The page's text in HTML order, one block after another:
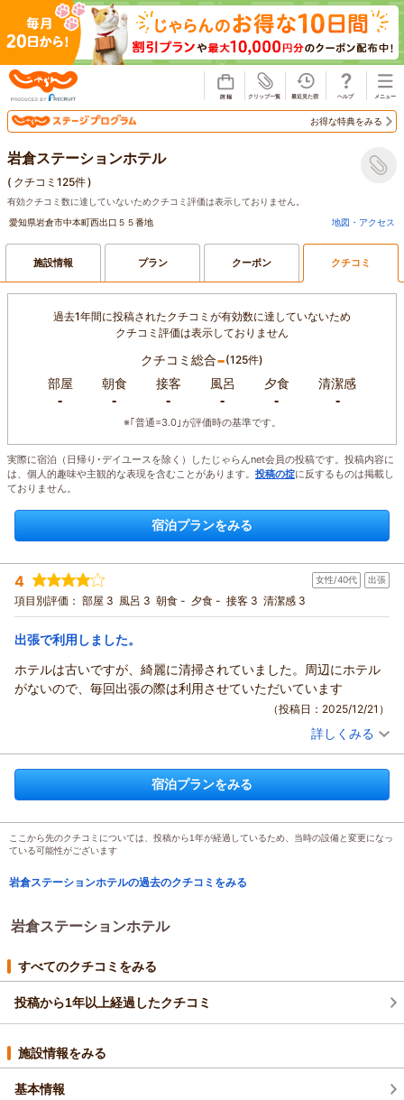
お得な特典をみる
岩倉ステーションホテル
( クチコミ125件)
有効クチコミ数に達していないためクチコミ評価は表示しておりません。
愛知県岩倉市中本町西出口５５番地
地図・アクセス
施設情報 プラン クーポン クチコミ
過去1年間に投稿されたクチコミが有効数に達していないため
クチコミ評価は表示しておりません
クチコミ総合-(125件)
部屋
-
朝食
-
接客
-
風呂
-
夕食
-
清潔感
-
※｢普通=3.0｣が評価時の基準です。
実際に宿泊（日帰り･デイユースを除く）したじゃらんnet会員の投稿です。投稿内容に
は、個人的趣味や主観的な表現を含むことがあります。 投稿の掟に反するものは掲載し
ておりません。
宿泊プランをみる
4 女性/40代 出張
項目別評価： 部屋 3 風呂 3 朝食 - 夕食 - 接客 3 清潔感 3
出張で利用しました。
ホテルは古いですが、綺麗に清掃されていました。周辺にホテル
がないので、毎回出張の際は利用させていただいています
（投稿日：2025/12/21）
投稿者： エミンダーさん(女性/40代)
宿泊プラン： 歩いてホテルまで来ていただける方専用プラン連泊：シングル
【禁煙】最終チェックイン20時45分
シングル
詳しくみる
宿泊プランをみる
ここから先のクチコミについては、投稿から1年が経過しているため、当時の設備と変更になっ
ている可能性がございます
岩倉ステーションホテルの過去のクチコミをみる
岩倉ステーションホテル
すべてのクチコミをみる
投稿から1年以上経過したクチコミ
施設情報をみる
基本情報